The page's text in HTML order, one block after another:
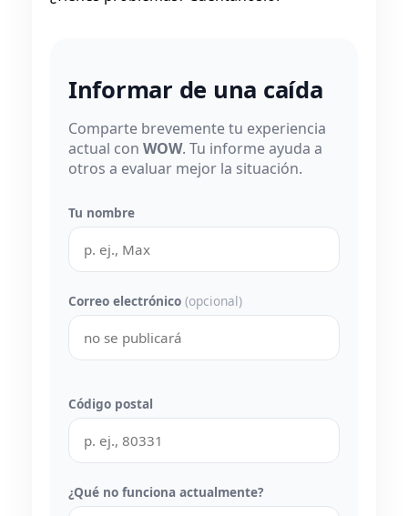
Informar de una caída
Comparte brevemente tu experiencia
actual con WOW. Tu informe ayuda a
otros a evaluar mejor la situación.
Tu nombre
Correo electrónico (opcional)
Código postal
¿Qué no funciona actualmente?